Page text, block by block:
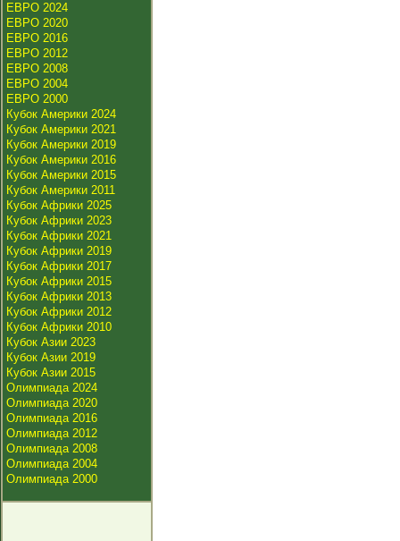
ЕВРО 2024
ЕВРО 2020
ЕВРО 2016
ЕВРО 2012
ЕВРО 2008
ЕВРО 2004
ЕВРО 2000
Кубок Америки 2024
Кубок Америки 2021
Кубок Америки 2019
Кубок Америки 2016
Кубок Америки 2015
Кубок Америки 2011
Кубок Африки 2025
Кубок Африки 2023
Кубок Африки 2021
Кубок Африки 2019
Кубок Африки 2017
Кубок Африки 2015
Кубок Африки 2013
Кубок Африки 2012
Кубок Африки 2010
Кубок Азии 2023
Кубок Азии 2019
Кубок Азии 2015
Олимпиада 2024
Олимпиада 2020
Олимпиада 2016
Олимпиада 2012
Олимпиада 2008
Олимпиада 2004
Олимпиада 2000